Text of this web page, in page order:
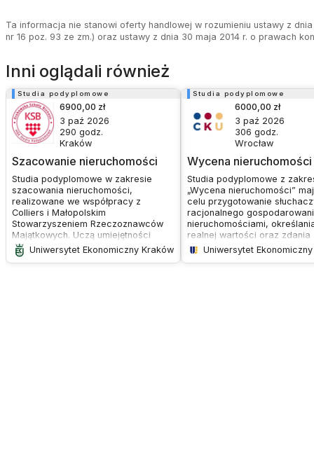
Ta informacja nie stanowi oferty handlowej w rozumieniu ustawy z
nr 16 poz. 93 ze zm.) oraz ustawy z dnia 30 maja 2014 r. o prawach
Inni oglądali również
Studia podyplomowe
Szacowanie nieruchomości
6900,00 zł
3 paź 2026
290 godz.
Kraków
Studia podyplomowe w zakresie
szacowania nieruchomości,
realizowane we współpracy z
Colliers i Małopolskim
Stowarzyszeniem Rzeczoznawców
Majątkowych. Uczą umiejętności
wyceny nieruchomości, maszyn i
urządzeń, analizy rynkowej oraz
Uniwersytet Ekonomiczny Kraków
Studia podyplomowe
Wycena nieruchomości
6000,00 zł
3 paź 2026
306 godz.
Wrocław
Studia podyplomowe z
„Wycena nieruchomości”
celu przygotowanie
racjonalnego
nieruchomościami,
realnej wartości oraz zdania
państwowego egzaminu
zawodowego. Program